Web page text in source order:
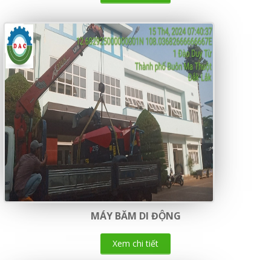
MÁY BĂM DI ĐỘNG
Xem chi tiết